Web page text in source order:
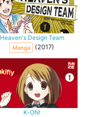
Heaven's Design Team
Manga (2017)
K-ON!